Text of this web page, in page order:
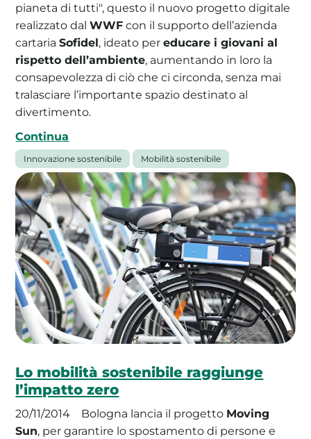
pianeta di tutti", questo il nuovo progetto digitale
realizzato dalWWF con il supporto dell’azienda
cartariaSofidel, ideato pereducare i giovani al
rispetto dell’ambiente, aumentando in loro la
consapevolezza di ciò che ci circonda, senza mai
tralasciare l’importante spazio destinato al
divertimento.
Continua
Innovazione sostenibile Mobilità sostenibile
Lo mobilità sostenibile raggiunge
l’impatto zero
20/11/2014 Bologna lancia il progetto Moving
Sun, per garantire lo spostamento di persone e